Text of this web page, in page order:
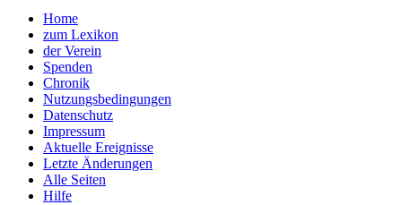
Home
zum Lexikon
der Verein
Spenden
Chronik
Nutzungsbedingungen
Datenschutz
Impressum
Aktuelle Ereignisse
Letzte Änderungen
Alle Seiten
Hilfe